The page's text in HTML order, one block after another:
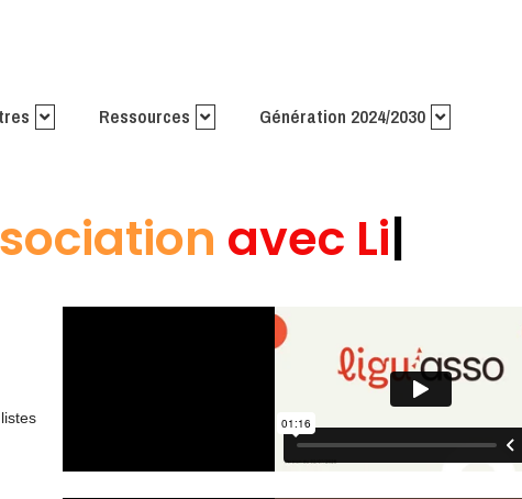
Ressources Génération 2024/2030
avec Ligu'